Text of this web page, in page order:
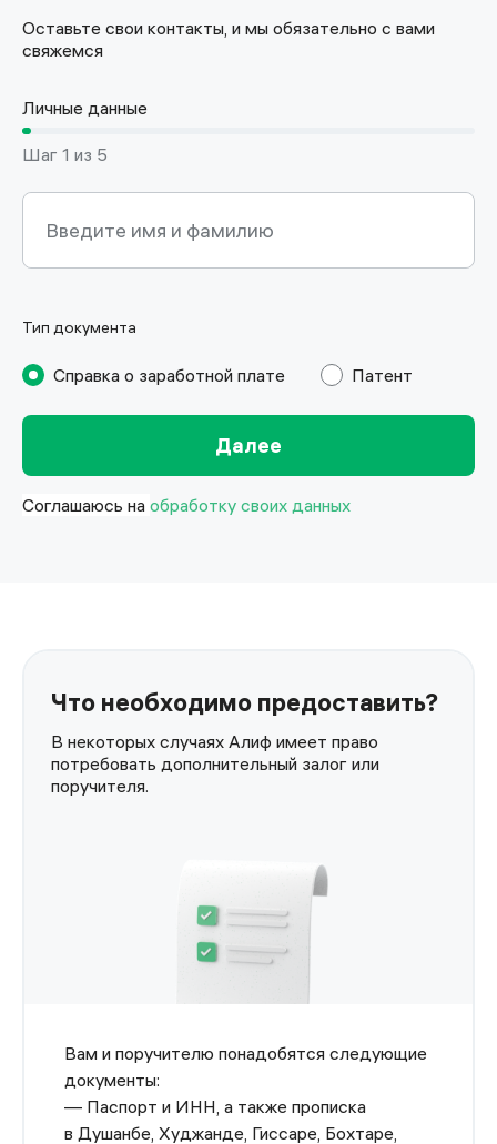
Оставьте свои контакты, и мы обязательно с вами
свяжемся
Личные данные
Шаг 1 из 5
Введите имя и фамилию
Введите имя и фамилию
Тип документа
Справка о заработной плате Патент
Далее
Соглашаюсь на обработку своих данных
Что необходимо предоставить?
В некоторых случаях Алиф имеет право
потребовать дополнительный залог или
поручителя.
Вам и поручителю понадобятся следующие
документы:
— Паспорт и ИНН, а также прописка
в Душанбе, Худжанде, Гиссаре, Бохтаре,